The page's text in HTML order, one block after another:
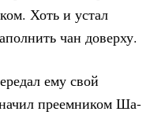
Хоть и устал
чан доверху.
ему свой
преемником Ша-